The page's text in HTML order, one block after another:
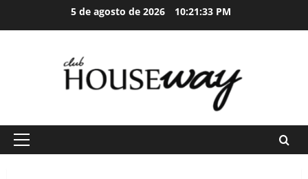
5 de agosto de 2026 10:21:34 PM
Primary